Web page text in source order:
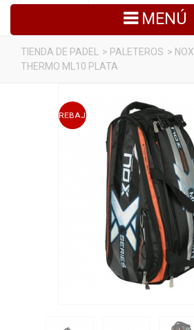
MENÚ
ZAPATILLAS DE PADEL
TIENDA DE PADEL > PALETEROS > NOX
THERMO ML10 PLATA
REBAJADO